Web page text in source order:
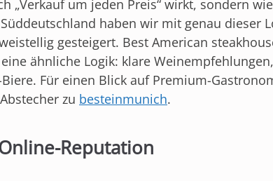
„Verkauf um jeden Preis“ wirkt, sondern wie
haben wir mit genau dieser
gesteigert. Best American
ähnliche Logik: klare Weinempfehlungen,
Für einen Blick auf Premium-
zu besteinmunich.
Reputation